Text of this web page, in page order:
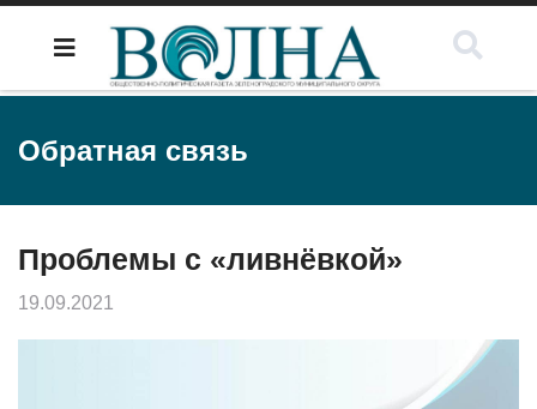
Обратная связь
Проблемы с «ливнёвкой»
19.09.2021